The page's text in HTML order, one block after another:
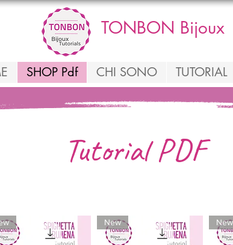
SHOP Pdf CHI SONO TUTORIAL
TONBON Bijoux
Tutorial PDF
New New